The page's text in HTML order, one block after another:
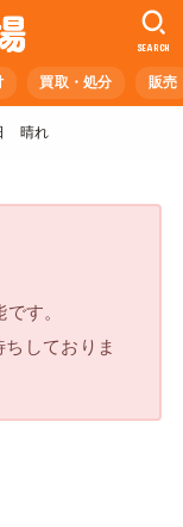
買取・処分 販売
SEARCH
晴れ
す。
しておりま